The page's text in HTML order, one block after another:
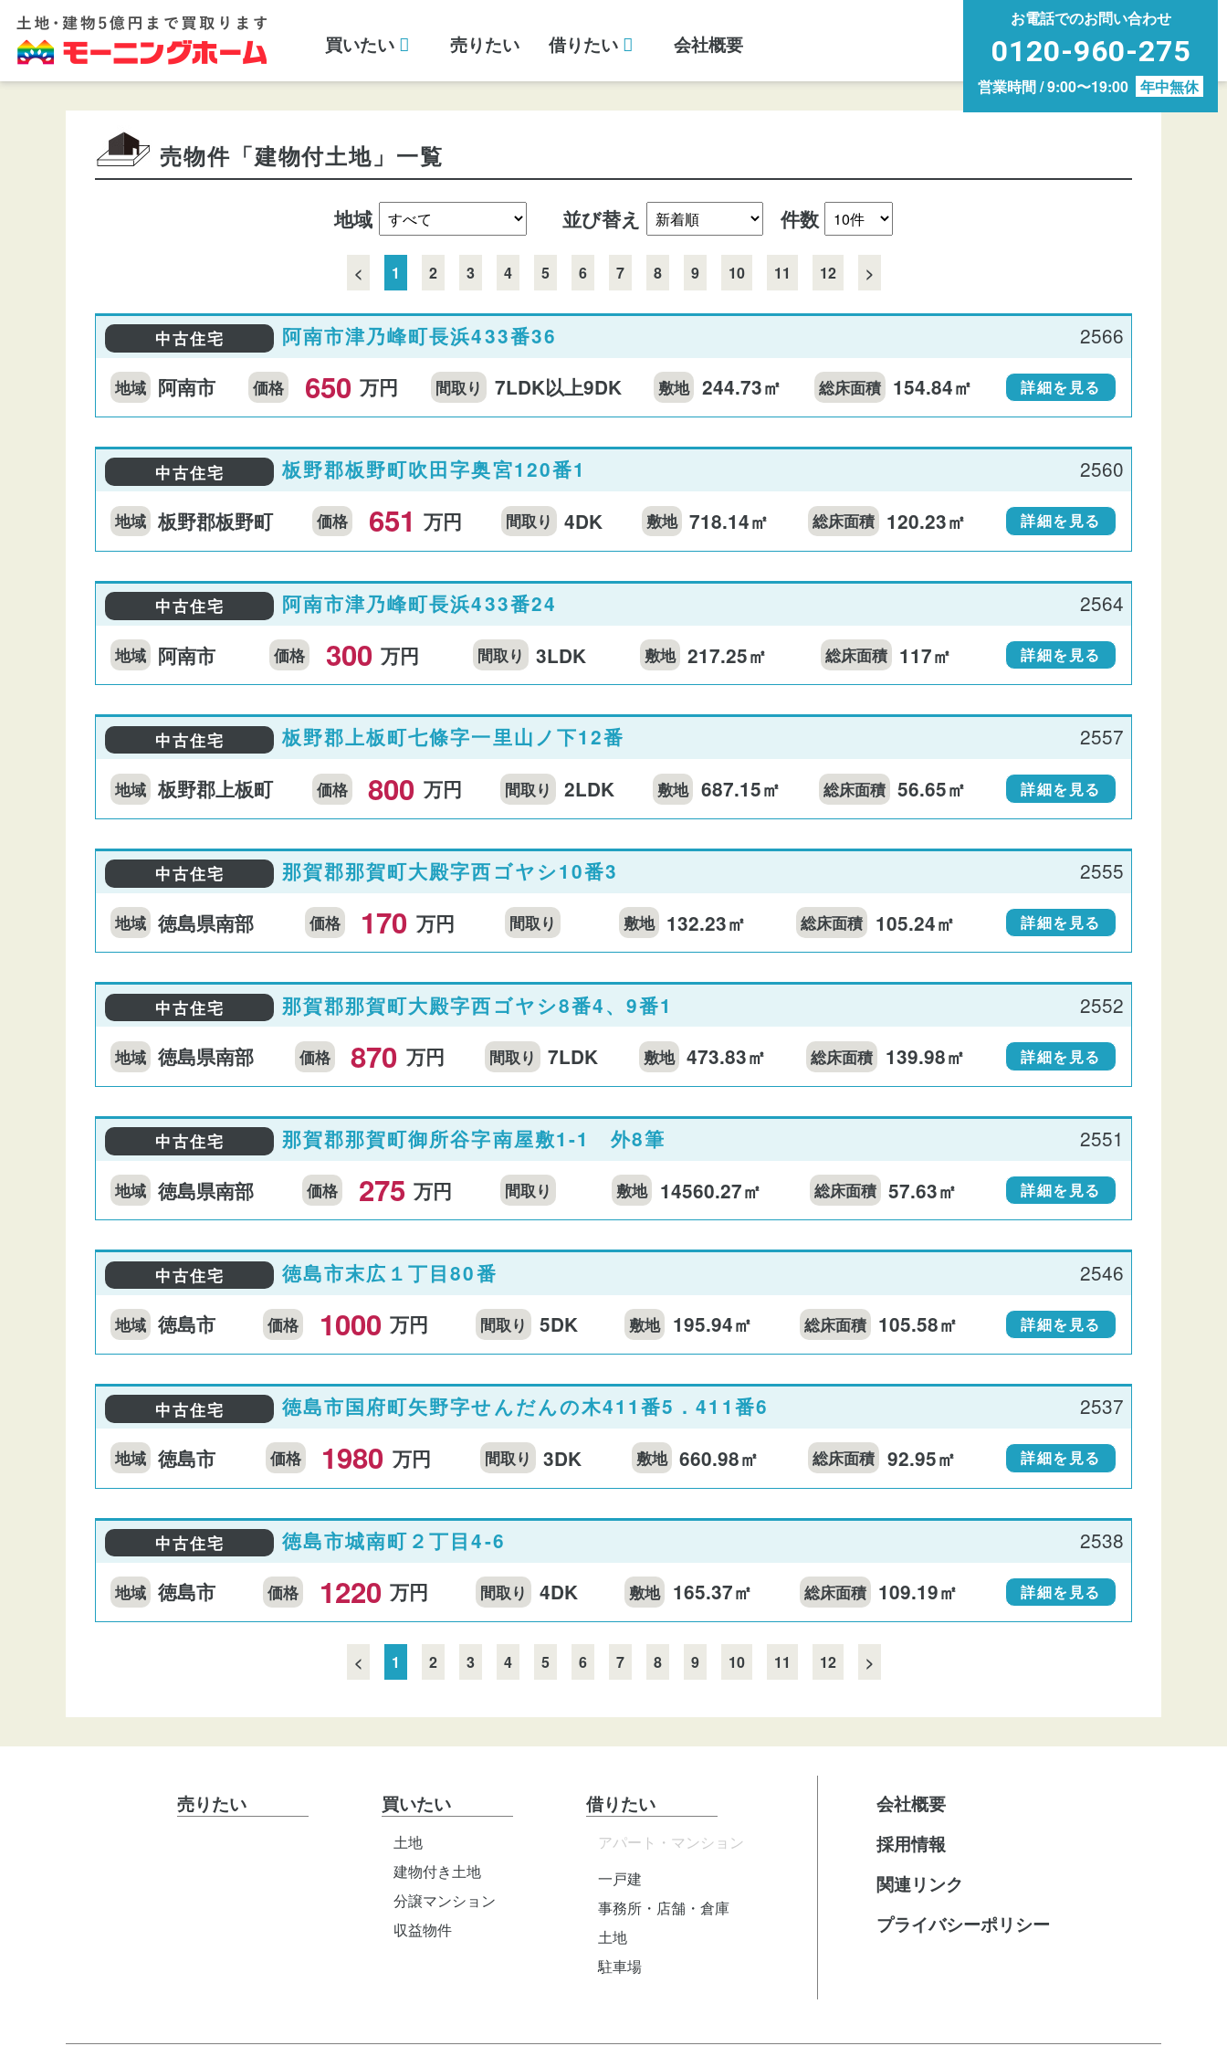
買いたい 売りたい 借りたい 会社概要
お電話でのお問い合わせ
0120-960-275
営業時間 / 9:00〜19:00 年中無休
売物件「建物付土地」一覧
地域 並び替え 件数
< 1 2 3 4 5 6 7 8 9 10 11 12 >
中古住宅 阿南市津乃峰町長浜433番36 2566
地域 阿南市 価格 650 万円 間取り 7LDK以上9DK 敷地 244.73㎡ 総床面積 154.84㎡ 詳細を見る
中古住宅 板野郡板野町吹田字奥宮120番1 2560
地域 板野郡板野町 価格 651 万円 間取り 4DK 敷地 718.14㎡ 総床面積 120.23㎡ 詳細を見る
中古住宅 阿南市津乃峰町長浜433番24 2564
地域 阿南市 価格 300 万円 間取り 3LDK 敷地 217.25㎡ 総床面積 117㎡ 詳細を見る
中古住宅 板野郡上板町七條字一里山ノ下12番 2557
地域 板野郡上板町 価格 800 万円 間取り 2LDK 敷地 687.15㎡ 総床面積 56.65㎡ 詳細を見る
中古住宅 那賀郡那賀町大殿字西ゴヤシ10番3 2555
地域 徳島県南部 価格 170 万円 間取り 敷地 132.23㎡ 総床面積 105.24㎡ 詳細を見る
中古住宅 那賀郡那賀町大殿字西ゴヤシ8番4、9番1 2552
地域 徳島県南部 価格 870 万円 間取り 7LDK 敷地 473.83㎡ 総床面積 139.98㎡ 詳細を見る
中古住宅 那賀郡那賀町御所谷字南屋敷1-1 外8筆 2551
地域 徳島県南部 価格 275 万円 間取り 敷地 14560.27㎡ 総床面積 57.63㎡ 詳細を見る
中古住宅 徳島市末広１丁目80番 2546
地域 徳島市 価格 1000 万円 間取り 5DK 敷地 195.94㎡ 総床面積 105.58㎡ 詳細を見る
中古住宅 徳島市国府町矢野字せんだんの木411番5．411番6 2537
地域 徳島市 価格 1980 万円 間取り 3DK 敷地 660.98㎡ 総床面積 92.95㎡ 詳細を見る
中古住宅 徳島市城南町２丁目4-6 2538
地域 徳島市 価格 1220 万円 間取り 4DK 敷地 165.37㎡ 総床面積 109.19㎡ 詳細を見る
< 1 2 3 4 5 6 7 8 9 10 11 12 >
売りたい 買いたい
土地
建物付き土地
分譲マンション
収益物件
借りたい
アパート・マンション
一戸建
事務所・店舗・倉庫
土地
駐車場
会社概要
採用情報
関連リンク
プライバシーポリシー